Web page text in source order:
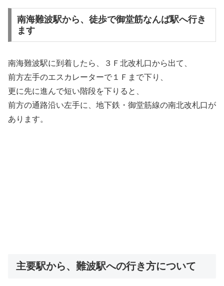
南海難波駅から、徒歩で御堂筋なんば駅へ行き
ます
南海難波駅に到着したら、３Ｆ北改札口から出て、
前方左手のエスカレーターで１Ｆまで下り、
更に先に進んで短い階段を下りると、
前方の通路沿い左手に、地下鉄・御堂筋線の南北改札口が
あります。
主要駅から、難波駅への行き方について